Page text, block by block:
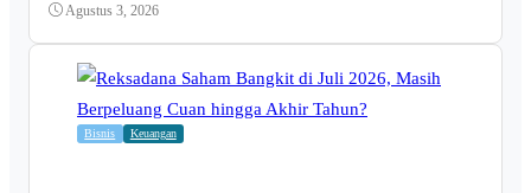
Agustus 3, 2026
Bisnis Keuangan